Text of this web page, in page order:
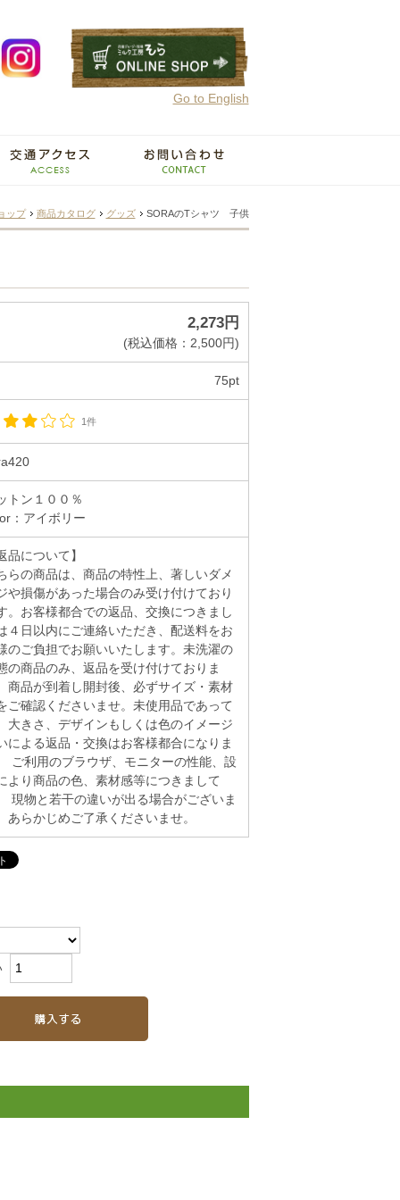
Go to English
ップ 商品カタログ グッズ SORAのTシャツ 子供
2,273円
(税込価格：2,500円)
75pt
1件
トン１００％
：アイボリー
品について】
らの商品は、商品の特性上、著しいダメ
や損傷があった場合のみ受け付けており
。お客様都合での返品、交換につきまし
４日以内にご連絡いただき、配送料をお
のご負担でお願いいたします。未洗濯の
の商品のみ、返品を受け付けておりま
商品が到着し開封後、必ずサイズ・素材
ご確認くださいませ。未使用品であって
大きさ、デザインもしくは色のイメージ
による返品・交換はお客様都合になりま
ご利用のブラウザ、モニターの性能、設
より商品の色、素材感等につきまして
現物と若干の違いが出る場合がございま
あらかじめご了承くださいませ。